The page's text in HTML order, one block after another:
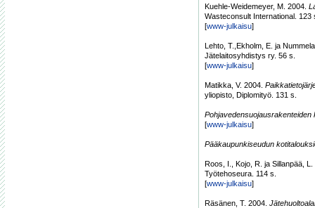
Kuehle-Weidemeyer, M. 2004.
Wasteconsult International. 123
[www-julkaisu]
Lehto, T.,Ekholm, E. ja
Jätelaitosyhdistys ry. 56 s.
[www-julkaisu]
Matikka, V. 2004.
yliopisto, Diplomityö. 131 s.
[www-julkaisu]
Pääkaupunkiseudun
Roos, I., Kojo, R. ja Sillanpää,
Työtehoseura. 114 s.
[www-julkaisu]
Räsänen, T. 2004.